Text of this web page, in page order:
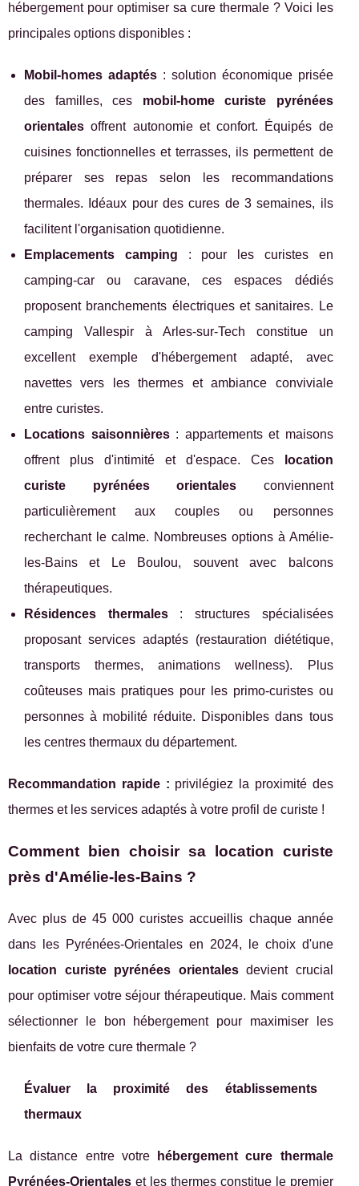
hébergement pour optimiser sa cure thermale ? Voici les
principales options disponibles :
Mobil-homes adaptés: solution économique prisée
des familles, ces mobil-home curiste pyrénées
orientales offrent autonomie et confort. Équipés de
cuisines fonctionnelles et terrasses, ils permettent de
préparer ses repas selon les recommandations
thermales. Idéaux pour des cures de 3 semaines, ils
facilitent l'organisation quotidienne.
Emplacements camping : pour les curistes en
camping-car ou caravane, ces espaces dédiés
proposent branchements électriques et sanitaires. Le
camping Vallespir à Arles-sur-Tech constitue un
excellent exemple d'hébergement adapté, avec
navettes vers les thermes et ambiance conviviale
entre curistes.
Locations saisonnières: appartements et maisons
offrent plus d'intimité et d'espace. Ces
location
curiste pyrénées orientales conviennent
particulièrement aux couples ou personnes
recherchant le calme. Nombreuses options à Amélie-
les-Bains et Le Boulou, souvent avec balcons
thérapeutiques.
Résidences thermales: structures spécialisées
proposant services adaptés (restauration diététique,
transports thermes, animations wellness). Plus
coûteuses mais pratiques pour les primo-curistes ou
personnes à mobilité réduite. Disponibles dans tous
les centres thermaux du département.
Recommandation rapide : privilégiez la proximité des
thermes et les services adaptés à votre profil de curiste !
Comment bien choisir sa location curiste
près d'Amélie-les-Bains ?
Avec plus de 45 000 curistes accueillis chaque année
dans les Pyrénées-Orientales en 2024, le choix d'une
location curiste pyrénées orientalesdevient crucial
pour optimiser votre séjour thérapeutique. Mais comment
sélectionner le bon hébergement pour maximiser les
bienfaits de votre cure thermale ?
Évaluer la proximité des établissements
thermaux
La distance entre votre
hébergement cure thermale
Pyrénées-Orientales et les thermes constitue le premier